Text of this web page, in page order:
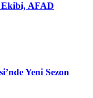
AFAD
Yeni Sezon